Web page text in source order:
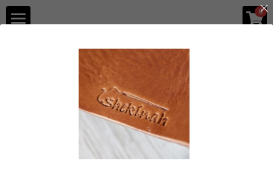
0
×
商品分類
所有商品分類